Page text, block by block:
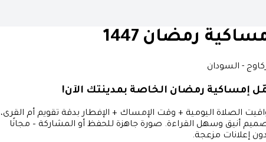
رمضان 1447
- السودان
إمساكية رمضان الخاصة بمدينتك الآن!
الصلاة اليومية + وقت الإمساك + الإفطار بدقة تقويم أم القرى،
أنيق وسهل القراءة. صورة جاهزة للحفظ أو المشاركة – مجانًا
إعلانات مزعجة.